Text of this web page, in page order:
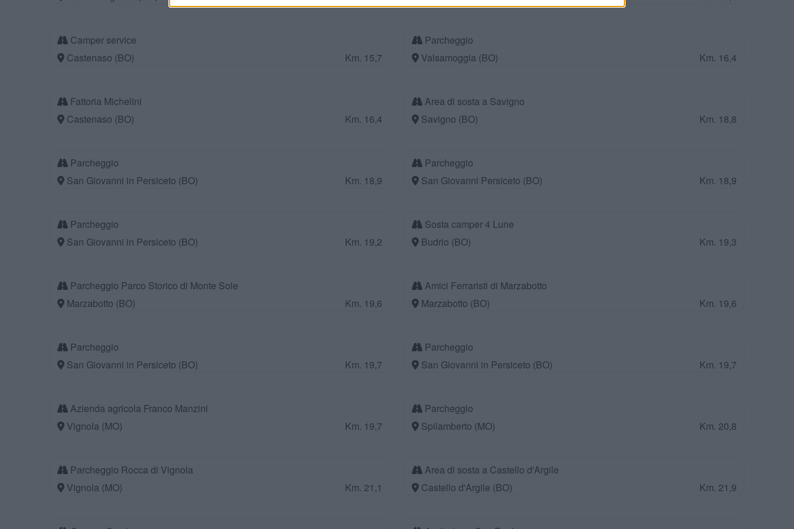
Camper service
Castenaso (BO)
Km. 15,7
Parcheggio
Valsamoggia (BO)
Km. 16,4
Fattoria Michelini
Castenaso (BO)
Km. 16,4
Area di sosta a Savigno
Savigno (BO)
Km. 18,8
Parcheggio
San Giovanni in Persiceto (BO)
Km. 18,9
Parcheggio
San Giovanni Persiceto (BO)
Km. 18,9
Parcheggio
San Giovanni in Persiceto (BO)
Km. 19,2
Sosta camper 4 Lune
Budrio (BO)
Km. 19,3
Parcheggio Parco Storico di Monte Sole
Marzabotto (BO)
Km. 19,6
Amici Ferraristi di Marzabotto
Marzabotto (BO)
Km. 19,6
Parcheggio
San Giovanni in Persiceto (BO)
Km. 19,7
Parcheggio
San Giovanni in Persiceto (BO)
Km. 19,7
Azienda agricola Franco Manzini
Vignola (MO)
Km. 19,7
Parcheggio
Spilamberto (MO)
Km. 20,8
Parcheggio Rocca di Vignola
Vignola (MO)
Km. 21,1
Area di sosta a Castello d'Argile
Castello d'Argile (BO)
Km. 21,9